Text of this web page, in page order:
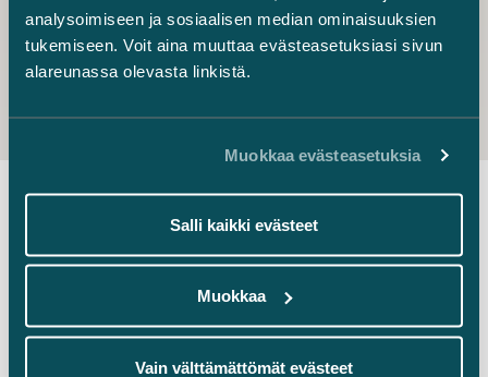
analysoimiseen ja sosiaalisen median ominaisuuksien
tukemiseen. Voit aina muuttaa evästeasetuksiasi sivun
alareunassa olevasta linkistä.
Muokkaa evästeasetuksia
Salli kaikki evästeet
Muokkaa
Vain välttämättömät evästeet
toimitusjohtaja
+358 50 560 1130
jarno.tanhuanpaa@castren.fi
Tilaa kuukausittain ilmestyvä
uutiskirjeemme
Tilaa tästä